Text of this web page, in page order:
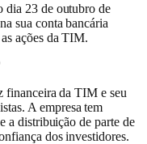
dia 23 de outubro de
sua conta bancária
ações da TIM.
financeira da TIM e seu
A empresa tem
a distribuição de parte de
dos investidores.